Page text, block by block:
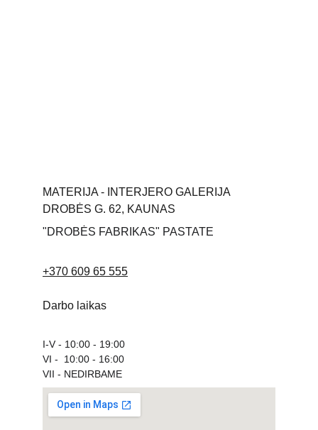
MATERIJA - INTERJERO GALERIJA
DROBĖS G. 62, KAUNAS
"DROBĖS FABRIKAS" PASTATE
+370 609 65 555
Darbo laikas
I-V - 10:00 - 19:00
VI -  10:00 - 16:00
VII - NEDIRBAME